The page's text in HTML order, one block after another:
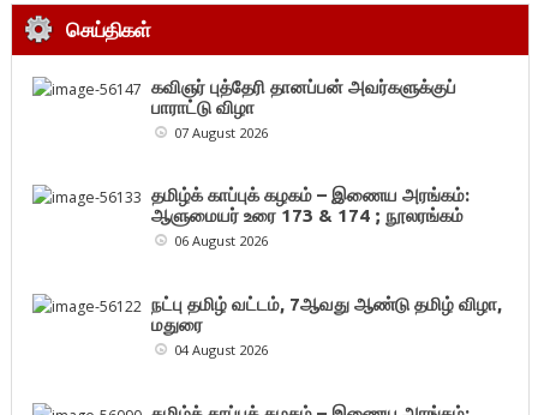
செய்திகள்
கவிஞர் புத்தேரி தானப்பன் அவர்களுக்குப்
பாராட்டு விழா
07 August 2026
தமிழ்க் காப்புக் கழகம் – இணைய அரங்கம்:
ஆளுமையர் உரை 173 & 174 ; நூலரங்கம்
06 August 2026
நட்பு தமிழ் வட்டம், 7ஆவது ஆண்டு தமிழ் விழா,
மதுரை
04 August 2026